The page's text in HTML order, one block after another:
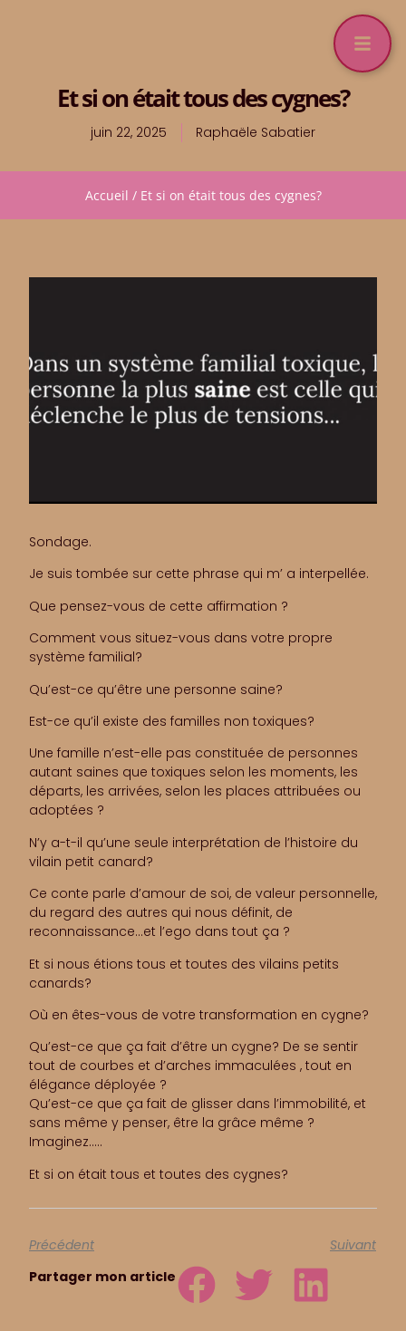
Et si on était tous des cygnes?
juin 22, 2025 Raphaële Sabatier
Accueil / Et si on était tous des cygnes?
Sondage.
Je suis tombée sur cette phrase qui m’ a interpellée.
Que pensez-vous de cette affirmation ?
Comment vous situez-vous dans votre propre
système familial?
Qu’est-ce qu’être une personne saine?
Est-ce qu’il existe des familles non toxiques?
Une famille n’est-elle pas constituée de personnes
autant saines que toxiques selon les moments, les
départs, les arrivées, selon les places attribuées ou
adoptées ?
N’y a-t-il qu’une seule interprétation de l’histoire du
vilain petit canard?
Ce conte parle d’amour de soi, de valeur personnelle,
du regard des autres qui nous définit, de
reconnaissance…et l’ego dans tout ça ?
Et si nous étions tous et toutes des vilains petits
canards?
Où en êtes-vous de votre transformation en cygne?
Qu’est-ce que ça fait d’être un cygne? De se sentir
tout de courbes et d’arches immaculées , tout en
élégance déployée ?
Qu’est-ce que ça fait de glisser dans l’immobilité, et
sans même y penser, être la grâce même ?
Imaginez…..
Et si on était tous et toutes des cygnes?
Précédent
Suivant
Partager mon article